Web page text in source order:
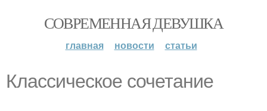
СОВРЕМЕННАЯ ДЕВУШКА
главная новости статьи
Классическое сочетание